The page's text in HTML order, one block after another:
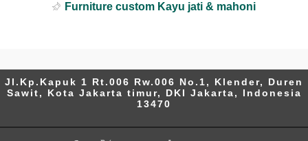
Furniture custom Kayu jati & mahoni
Jl.Kp.Kapuk 1 Rt.006 Rw.006 No.1, Klender, Duren
Sawit, Kota Jakarta timur, DKI Jakarta, Indonesia
13470